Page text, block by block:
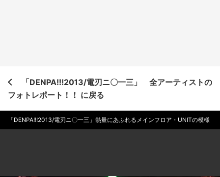
「DENPA!!!2013/電刃ニ〇一三」 全アーティストの
フォトレポート！！ に戻る
「DENPA!!!2013/電刃ニ〇一三」熱量にあふれるメインフロア・UNITの模様